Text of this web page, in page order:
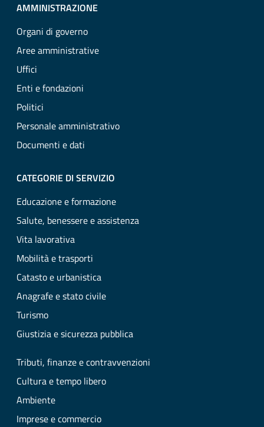
AMMINISTRAZIONE
Organi di governo
Aree amministrative
Uffici
Enti e fondazioni
Politici
Personale amministrativo
Documenti e dati
CATEGORIE DI SERVIZIO
Educazione e formazione
Salute, benessere e assistenza
Vita lavorativa
Mobilità e trasporti
Catasto e urbanistica
Anagrafe e stato civile
Turismo
Giustizia e sicurezza pubblica
Tributi, finanze e contravvenzioni
Cultura e tempo libero
Ambiente
Imprese e commercio